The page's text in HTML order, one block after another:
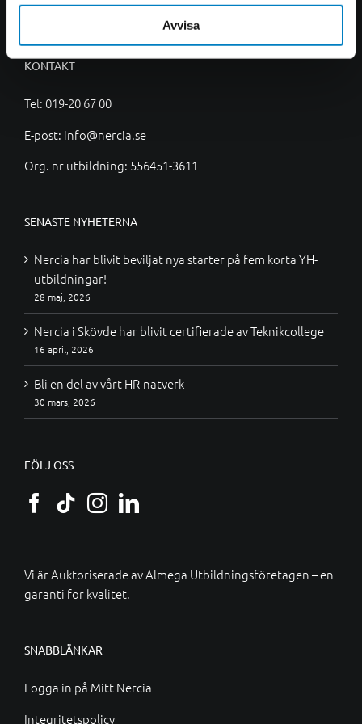
Avvisa
KONTAKT
Tel: 019-20 67 00
E-post: info@nercia.se
Org. nr utbildning: 556451-3611
SENASTE NYHETERNA
Nercia har blivit beviljat nya starter på fem korta YH-
utbildningar!
28 maj, 2026
Nercia i Skövde har blivit certifierade av Teknikcollege
16 april, 2026
Bli en del av vårt HR-nätverk
30 mars, 2026
FÖLJ OSS
Vi är Auktoriserade avAlmega Utbildningsföretagen– en
garanti för kvalitet.
SNABBLÄNKAR
Logga in på Mitt Nercia
Integritetspolicy